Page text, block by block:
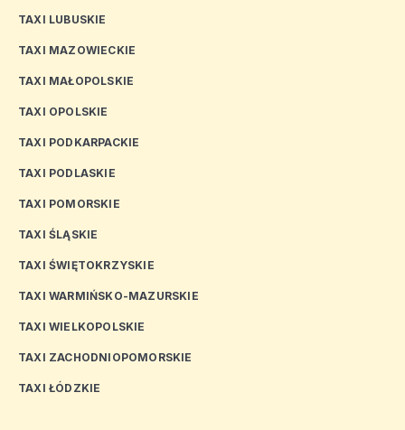
TAXI LUBUSKIE
TAXI MAZOWIECKIE
TAXI MAŁOPOLSKIE
TAXI OPOLSKIE
TAXI PODKARPACKIE
TAXI PODLASKIE
TAXI POMORSKIE
TAXI ŚLĄSKIE
TAXI ŚWIĘTOKRZYSKIE
TAXI WARMIŃSKO-MAZURSKIE
TAXI WIELKOPOLSKIE
TAXI ZACHODNIOPOMORSKIE
TAXI ŁÓDZKIE